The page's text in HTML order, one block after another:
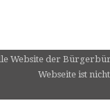
Website der
Webseite ist